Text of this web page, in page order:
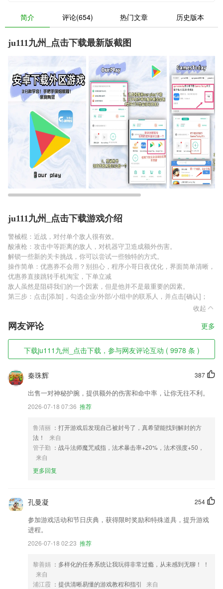
简介 评论(654) 热门文章 历史版本
ju111九州_点击下载最新版截图
ju111九州_点击下载游戏介绍
警械棍：近战，对付单个敌人很有效。
酸液枪：攻击中等距离的敌人，对机器守卫造成额外伤害。
解锁一些新的关卡挑战，你可以尝试一些独特的方式。
操作简单：优惠券不会用？别担心，程序小哥日夜优化，界面简单清晰，
优惠券直接跳转手机淘宝，下单立减
敌人虽然是阻碍我们的一个因素，但是他并不是最重要的因素。
第三步：点击[添加]，勾选企业/外部/小组中的联系人，并点击[确认]；
收起
网友评论 更多
下载ju111九州_点击下载，参与网友评论互动 ( 9978 条 )
387
秦珠辉
出售一对神秘护腕，提供额外的伤害和命中率，让你无往不利。
2026-07-18 07:36 推荐
鲁清丽 ：打开游戏后发现自己被封号了，真希望能找到解封的方
法！
来自
管子勤 ：战斗法师魔咒戒指，法术暴击率+20%，法术强度+50，
来自
更多回复
254
孔曼凝
参加游戏活动和节日庆典，获得限时奖励和特殊道具，提升游戏
进程。
2026-07-18 02:23 推荐
黎善娟 ：多样化的任务系统让我玩得非常过瘾，从未感到无聊！ ！
来自
浦江霞 ：提供清晰易懂的游戏教程和指引 来自